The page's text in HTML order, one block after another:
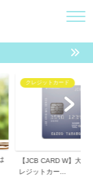
動画配信サービス
【2020年版】オスス
サービス（VOD...